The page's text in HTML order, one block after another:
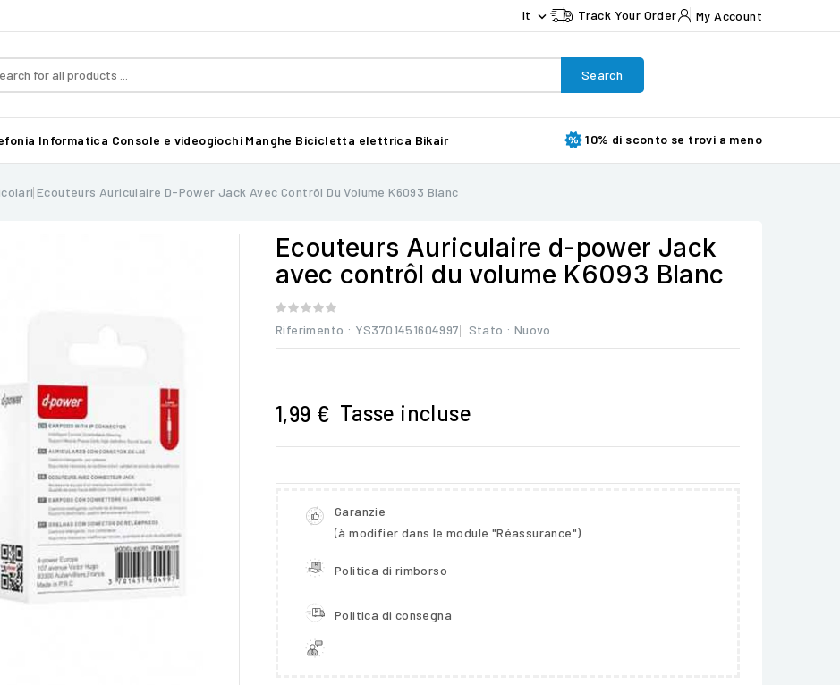
It  Track Your Order My Account
Search
Informatica Console e videogiochi Manghe Bicicletta elettrica Bikair 10% di sconto se trovi a meno
Ecouteurs Auriculaire D-Power Jack Avec Contrôl Du Volume K6093 Blanc
Ecouteurs Auriculaire d-power Jack
avec contrôl du volume K6093 Blanc
Riferimento : YS3701451604997 Stato : Nuovo
1,99 € Tasse incluse
Garanzie
(à modifier dans le module "Réassurance")
Politica di rimborso
Politica di consegna